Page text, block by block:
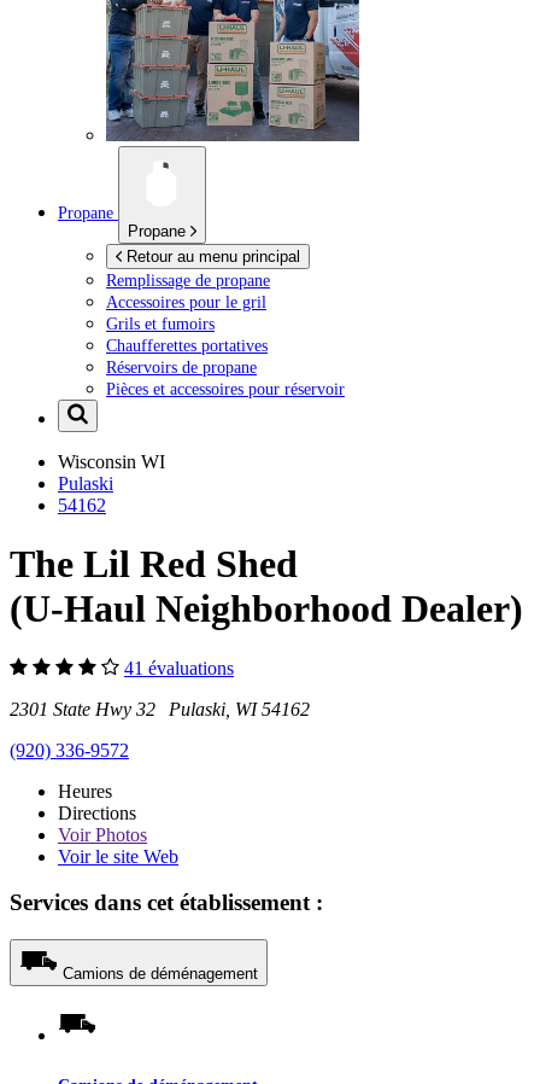
Propane
Propane
Retour au menu principal
Remplissage de propane
Accessoires pour le gril
Grils et fumoirs
Chaufferettes portatives
Réservoirs de propane
Pièces et accessoires pour réservoir
Wisconsin WI
Pulaski
54162
The Lil Red Shed
(U-Haul Neighborhood Dealer)
41 évaluations
2301 State Hwy 32 Pulaski, WI 54162
(920) 336-9572
Heures
Directions
VoirPhotos
Voir le site Web
Services dans cet établissement :
Camions de déménagement